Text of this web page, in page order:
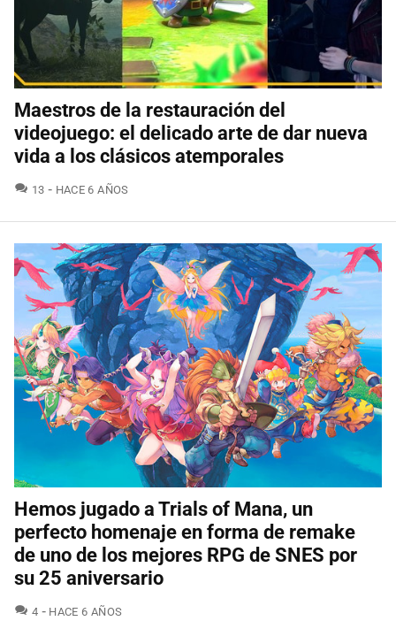
Maestros de la restauración del
videojuego: el delicado arte de dar nueva
vida a los clásicos atemporales
13 COMENTARIOS
HACE 6 AÑOS
Hemos jugado a Trials of Mana, un
perfecto homenaje en forma de remake
de uno de los mejores RPG de SNES por
su 25 aniversario
4 COMENTARIOS
HACE 6 AÑOS